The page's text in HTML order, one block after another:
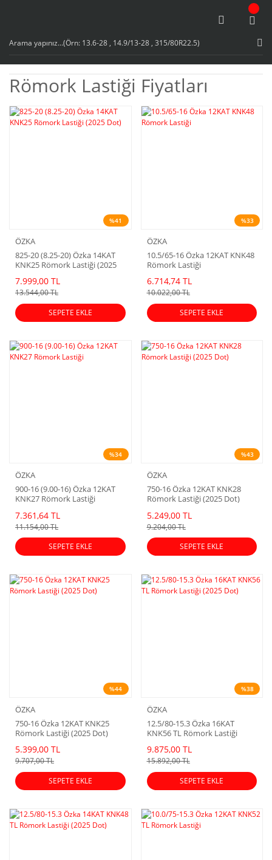
Römork Lastiği Fiyatları
%41
ÖZKA
825-20 (8.25-20) Özka 14KAT
KNK25 Römork Lastiği (2025
7.999,00 TL
13.544,00 TL
SEPETE EKLE
%33
ÖZKA
10.5/65-16 Özka 12KAT KNK48
Römork Lastiği
6.714,74 TL
10.022,00 TL
SEPETE EKLE
%34
ÖZKA
900-16 (9.00-16) Özka 12KAT
KNK27 Römork Lastiği
7.361,64 TL
11.154,00 TL
SEPETE EKLE
%43
ÖZKA
750-16 Özka 12KAT KNK28
Römork Lastiği (2025 Dot)
5.249,00 TL
9.204,00 TL
SEPETE EKLE
%44
ÖZKA
750-16 Özka 12KAT KNK25
Römork Lastiği (2025 Dot)
5.399,00 TL
9.707,00 TL
SEPETE EKLE
%38
ÖZKA
12.5/80-15.3 Özka 16KAT
KNK56 TL Römork Lastiği
9.875,00 TL
15.892,00 TL
SEPETE EKLE